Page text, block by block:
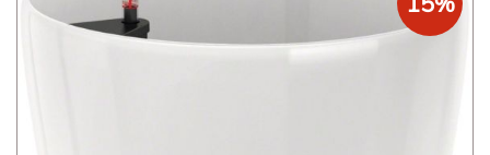
av
bildgalleriet